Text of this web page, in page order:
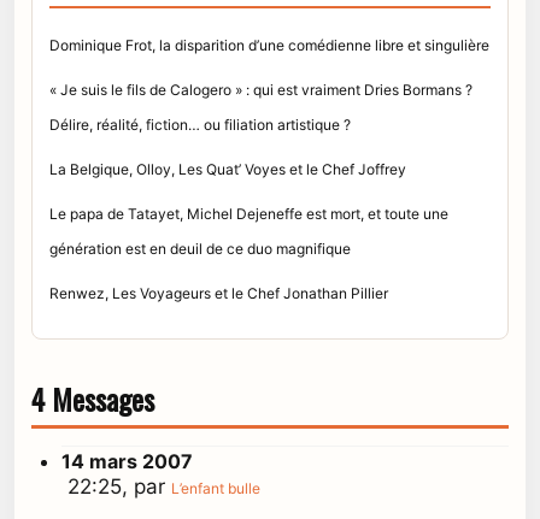
Dominique Frot, la disparition d’une comédienne libre et singulière
« Je suis le fils de Calogero » : qui est vraiment Dries Bormans ?
Délire, réalité, fiction… ou filiation artistique ?
La Belgique, Olloy, Les Quat’ Voyes et le Chef Joffrey
Le papa de Tatayet, Michel Dejeneffe est mort, et toute une
génération est en deuil de ce duo magnifique
Renwez, Les Voyageurs et le Chef Jonathan Pillier
4 Messages
14 mars 2007
22:25, par L’enfant bulle